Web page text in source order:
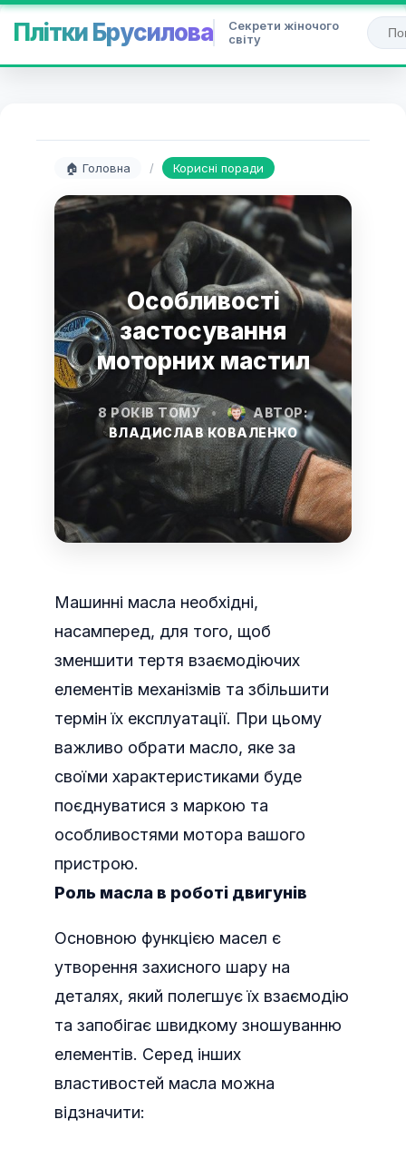
Плітки Брусилова
Секрети жіночого
світу
🏠 Головна / Корисні поради
Особливості
застосування
моторних мастил
8 РОКІВ ТОМУ •
АВТОР:
ВЛАДИСЛАВ КОВАЛЕНКО
Машинні масла необхідні,
насамперед, для того, щоб
зменшити тертя взаємодіючих
елементів механізмів та збільшити
термін їх експлуатації. При цьому
важливо обрати масло, яке за
своїми характеристиками буде
поєднуватися з маркою та
особливостями мотора вашого
пристрою.
Роль масла в роботі двигунів
Основною функцією масел є
утворення захисного шару на
деталях, який полегшує їх взаємодію
та запобігає швидкому зношуванню
елементів. Серед інших
властивостей масла можна
відзначити: